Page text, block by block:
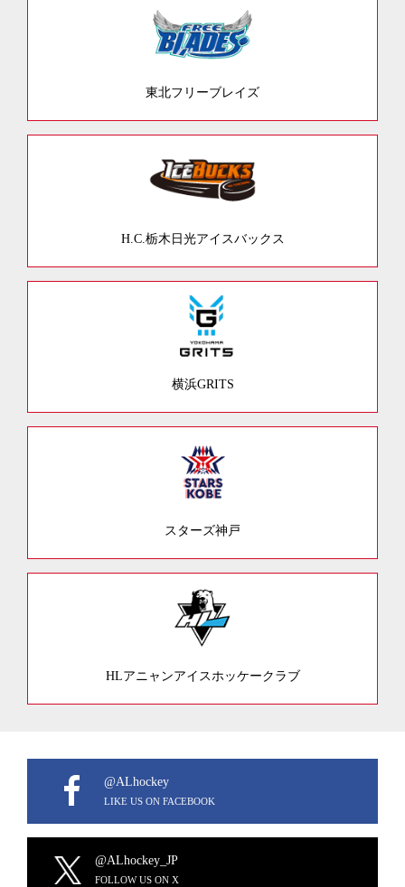
東北フリーブレイズ
H.C.栃木日光アイスバックス
横浜GRITS
スターズ神戸
HLアニャンアイスホッケークラブ
@ALhockey
LIKE US ON FACEBOOK
@ALhockey_JP
FOLLOW US ON X